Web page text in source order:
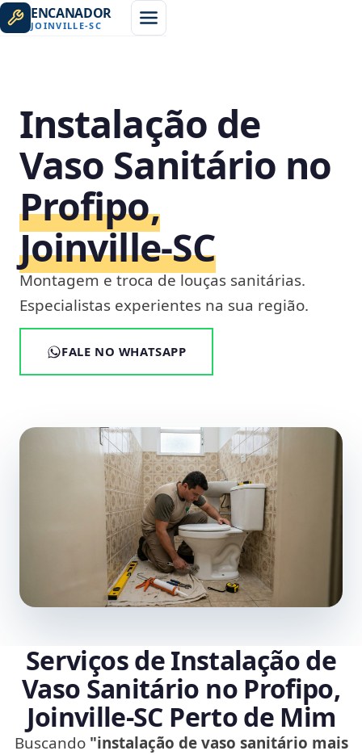
ENCANADOR
JOINVILLE-SC
Instalação de
Vaso Sanitário no
Profipo,
Joinville‑SC
Montagem e troca de louças sanitárias.
Especialistas experientes na sua região.
FALE NO WHATSAPP
Serviços de Instalação de
Vaso Sanitário no Profipo,
Joinville‑SC Perto de Mim
Buscando "instalação de vaso sanitário mais